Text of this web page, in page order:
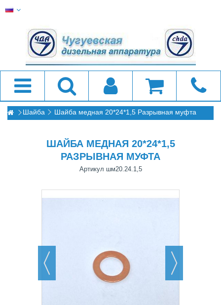
Шайба Шайба медная 20*24*1,5 Разрывная муфта
ШАЙБА МЕДНАЯ 20*24*1,5
РАЗРЫВНАЯ МУФТА
Артикул шм20.24.1,5